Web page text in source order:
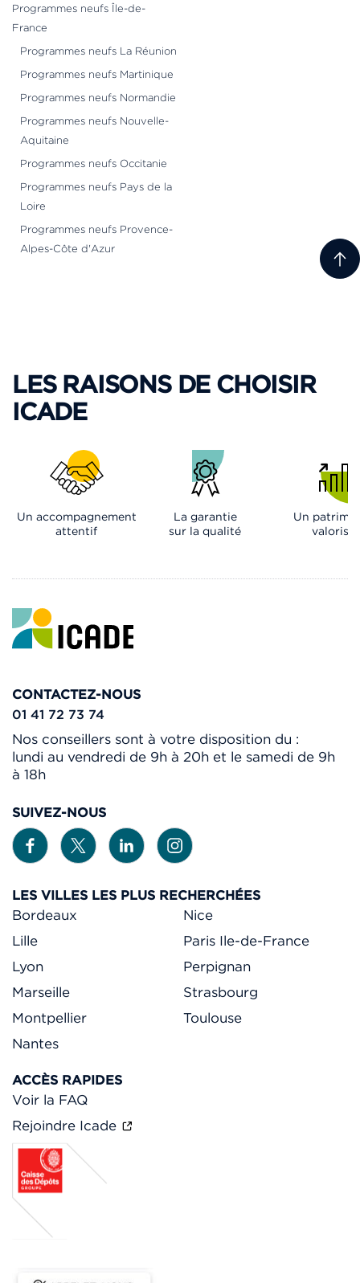
Programmes neufs Île-de-
France
Programmes neufs La Réunion
Programmes neufs Martinique
Programmes neufs Normandie
Programmes neufs Nouvelle-
Aquitaine
Programmes neufs Occitanie
Programmes neufs Pays de la
Loire
Programmes neufs Provence-
Alpes-Côte d'Azur
LES RAISONS DE CHOISIR
ICADE
Un accompagnement
attentif
La garantie
sur la qualité
Un
valorisé
CONTACTEZ-NOUS
01 41 72 73 74
Nos conseillers sont à votre disposition du :
lundi au vendredi de 9h à 20h et le samedi de 9h
à 18h
SUIVEZ-NOUS
LES VILLES LES PLUS RECHERCHÉES
Bordeaux
Lille
Lyon
Marseille
Montpellier
Nantes
Nice
Paris Ile-de-France
Perpignan
Strasbourg
Toulouse
ACCÈS RAPIDES
Voir la FAQ
Rejoindre Icade